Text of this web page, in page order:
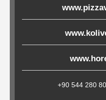
Tepsi
Altlıkları
Servisler
+90 544 280